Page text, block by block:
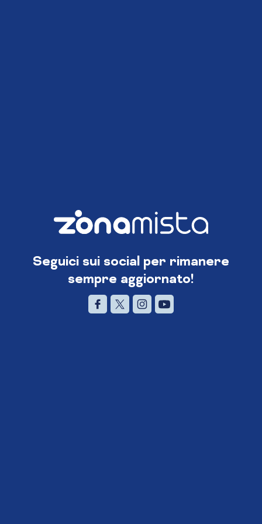
Seguici sui social per rimanere
sempre aggiornato!